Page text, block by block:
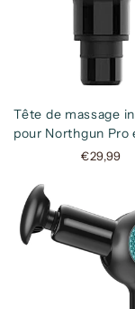
Tête de massage
pour Northgun Pro
€29,99